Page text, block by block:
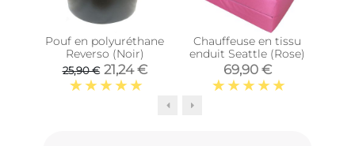
Pouf en polyuréthane
Reverso (Noir)
25,90 € 21,24 €
Chauffeuse en tissu
enduit Seattle (Rose)
69,90 €